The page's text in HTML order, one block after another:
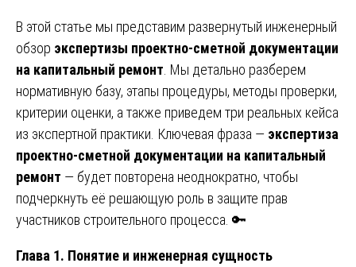
В этой статье мы представим развернутый инженерный
обзор экспертизы проектно-сметной документации
на капитальный ремонт . Мы детально разберем
нормативную базу, этапы процедуры, методы проверки,
критерии оценки, а также приведем три реальных кейса
из экспертной практики. Ключевая фраза — экспертиза
проектно-сметной документации на капитальный
ремонт — будет повторена неоднократно, чтобы
подчеркнуть её решающую роль в защите прав
участников строительного процесса. 🔑
Глава 1. Понятие и инженерная сущность